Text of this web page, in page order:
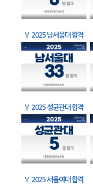
🏅 2025 남서울대 합격
🏅 2025 성균관대 합격
🏅 2025 서울여대 합격